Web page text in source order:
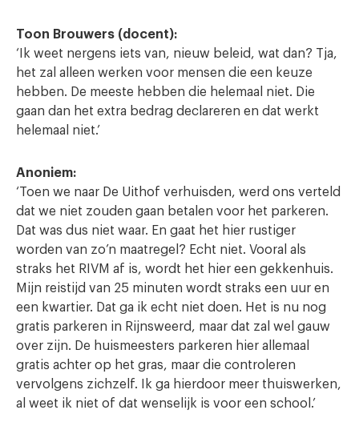
Toon Brouwers (docent):
‘Ik weet nergens iets van, nieuw beleid, wat dan? Tja,
het zal alleen werken voor mensen die een keuze
hebben. De meeste hebben die helemaal niet. Die
gaan dan het extra bedrag declareren en dat werkt
helemaal niet.’
Anoniem:
‘Toen we naar De Uithof verhuisden, werd ons verteld
dat we niet zouden gaan betalen voor het parkeren.
Dat was dus niet waar. En gaat het hier rustiger
worden van zo’n maatregel? Echt niet. Vooral als
straks het RIVM af is, wordt het hier een gekkenhuis.
Mijn reistijd van 25 minuten wordt straks een uur en
een kwartier. Dat ga ik echt niet doen. Het is nu nog
gratis parkeren in Rijnsweerd, maar dat zal wel gauw
over zijn. De huismeesters parkeren hier allemaal
gratis achter op het gras, maar die controleren
vervolgens zichzelf. Ik ga hierdoor meer thuiswerken,
al weet ik niet of dat wenselijk is voor een school.’